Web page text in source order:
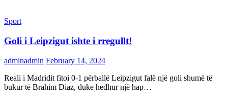
Sport
Goli i Leipzigut ishte i rregullt!
adminadmin February 14, 2024
Reali i Madridit fitoi 0-1 përballë Leipzigut falë një goli shumë të
bukur të Brahim Diaz, duke hedhur një hap…